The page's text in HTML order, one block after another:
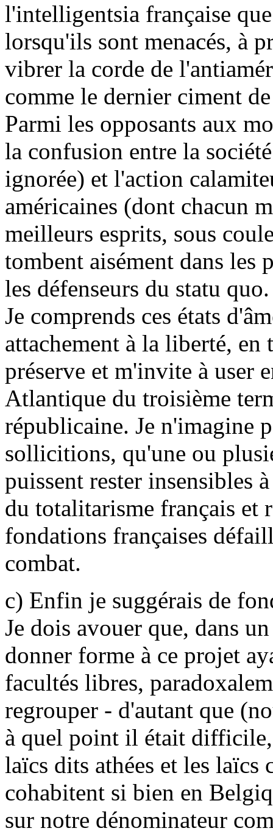
l'intelligentsia française
lorsqu'ils sont menacés, à
vibrer la corde de
comme le dernier ciment
Parmi les opposants aux
la confusion entre la
ignorée) et l'action
américaines (dont chacun
meilleurs esprits, sous
tombent aisément dans les
les défenseurs du statu quo.
Je comprends ces états
attachement à la liberté,
préserve et m'invite à user
Atlantique du troisième
républicaine. Je n'imagine
sollicitions, qu'une ou
puissent rester insensibles
du totalitarisme français et
fondations françaises
combat.
c) Enfin je suggérais de
Je dois avouer que, dans
donner forme à ce projet
facultés libres,
regrouper - d'autant que
à quel point il était
laïcs dits athées et les
cohabitent si bien en
sur notre dénominateur